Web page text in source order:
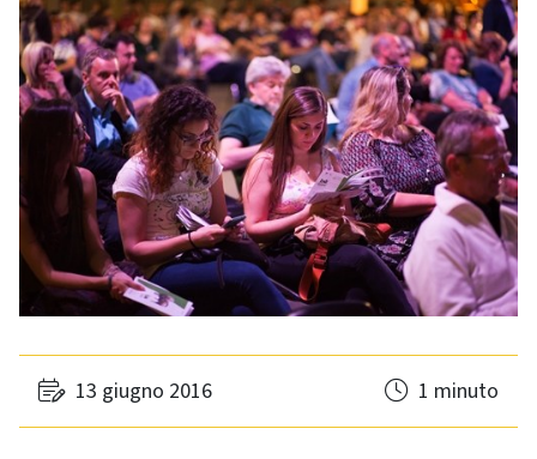
13 giugno 2016 1 minuto